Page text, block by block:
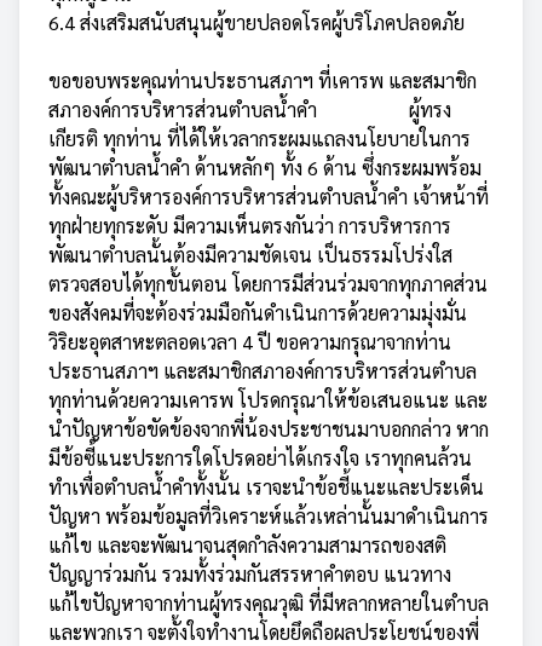
6.4 ส่งเสริมสนับสนุนผู­้ขายปลอดโรคผู้บริโภค­ปลอดภัย
ขอขอบพระคุณท่านประธานสภาฯ ที่เคารพ และสมาชิก
สภาองค์การบริหารส่วนตำบลน้ำคำ ผู้ทรง
เกียรติ ทุกท่าน ที่ได้ให้เวลากระผมแถลงนโยบายในการ
พัฒนาตำบลน้ำคำ ด้านหลักๆ ทั้ง 6 ด้าน ซึ่งกระผมพร้อม
ทั้งคณะผู้บริหารองค์การบริหารส่วนตำบลน้ำคำ เจ้าหน้าที่
ทุกฝ่ายทุกระดับ มีความเห็นตรงกันว่า การบริหารการ
พัฒนาตำบลนั้นต้องมีความชัดเจน เป็นธรรมโปร่งใส
ตรวจสอบได้ทุกขั้นตอน โดยการมีส่วนร่วมจากทุกภาคส่วน
ของสังคมที่จะต้องร่วมมือกันดำเนินการด้วยความมุ่งมั่น
วิริยะอุตสาหะตลอดเวลา 4 ปี ขอความกรุณาจากท่าน
ประธานสภาฯ และสมาชิกสภาองค์การบริหารส่วนตำบล
ทุกท่านด้วยความเคารพ โปรดกรุณาให้ข้อเสนอแนะ และ
นำปัญหาข้อขัดข้องจากพี่น้องประชาชนมาบอกกล่าว หาก
มีข้อซี้แนะประการใดโปรดอย่าได้เกรงใจ เราทุกคนล้วน
ทำเพื่อตำบลน้ำคำทั้งนั้น เราจะนำข้อชี้แนะและประเด็น
ปัญหา พร้อมข้อมูลที่วิเคราะห์แล้วเหล่านั้นมาดำเนินการ
แก้ไข และจะพัฒนาจนสุดกำลังความสามารถของสติ
ปัญญาร่วมกัน รวมทั้งร่วมกันสรรหาคำตอบ แนวทาง
แก้ไขปัญหาจากท่านผู้ทรงคุณวุฒิ ที่มีหลากหลายในตำบล
และพวกเรา จะตั้งใจทำงานโดยยึดถือผลประโยชน์ของพี่